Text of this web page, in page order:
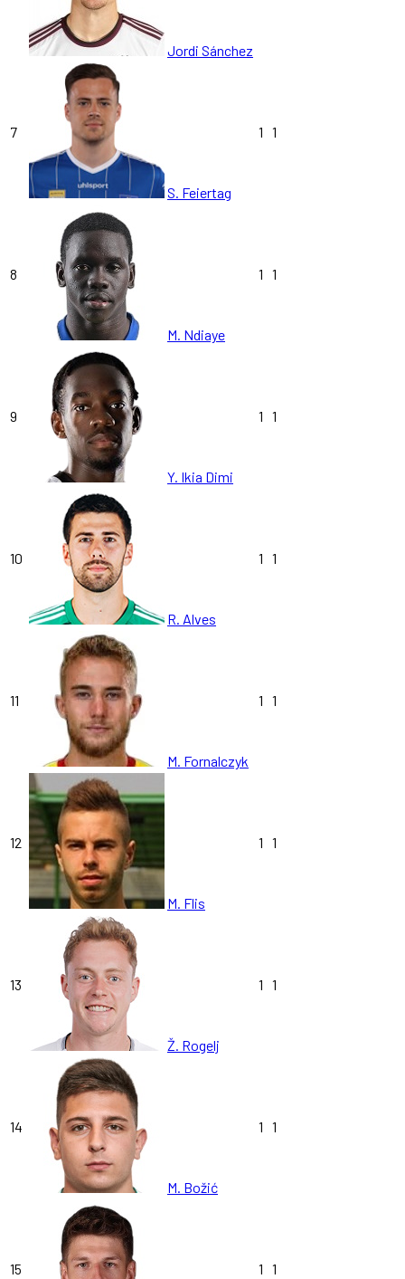
Jordi Sánchez
7
S. Feiertag
1 1
8
M. Ndiaye
1 1
9
Y. Ikia Dimi
1 1
10
R. Alves
1 1
11
M. Fornalczyk
1 1
12
M. Flis
1 1
13
Ž. Rogelj
1 1
14
M. Božić
1 1
15 1 1